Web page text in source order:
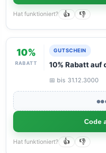
Hat funktioniert? 👍 👎
10%
RABATT
GUTSCHEIN
10% Rabatt auf
📅 bis 31.12.3000
Code
Hat funktioniert? 👍 👎